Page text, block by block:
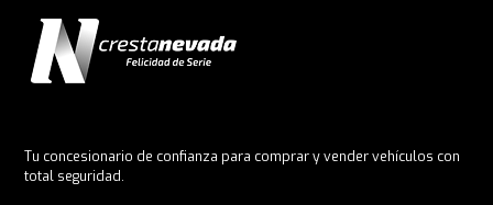
Tu concesionario de confianza para comprar y vender vehículos con
total seguridad.